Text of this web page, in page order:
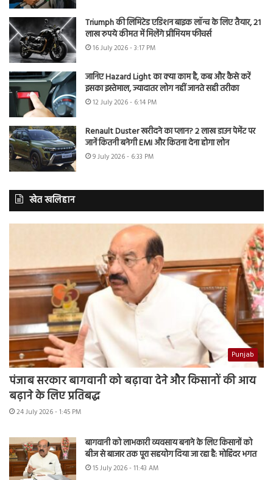
Triumph की लिमिटेड एडिशन बाइक लॉन्च के लिए तैयार, 21
लाख रुपये कीमत में मिलेंगे प्रीमियम फीचर्स
16 July 2026 - 3:17 PM
जानिए Hazard Light का क्या काम है, कब और कैसे करें
इसका इस्तेमाल, ज्यादातर लोग नहीं जानते सही तरीका
12 July 2026 - 6:14 PM
Renault Duster खरीदने का प्लान? 2 लाख डाउन पेमेंट पर
जानें कितनी बनेगी EMI और कितना देना होगा लोन
9 July 2026 - 6:33 PM
खेत खलिहान
Punjab
पंजाब सरकार बागवानी को बढ़ावा देने और किसानों की आय
बढ़ाने के लिए प्रतिबद्ध
24 July 2026 - 1:45 PM
बागवानी को लाभकारी व्यवसाय बनाने के लिए किसानों को
बीज से बाजार तक पूरा सहयोग दिया जा रहा है: मोहिंदर भगत
15 July 2026 - 11:43 AM